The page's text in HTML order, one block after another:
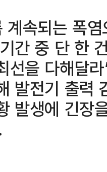
계속되는 폭
간 중 단 한
선을 다해달
발전기 출력
발생에 긴장